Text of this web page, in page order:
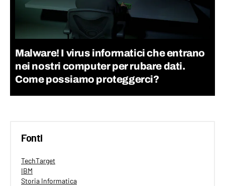
Malware! I virus informatici che entrano
nei nostri computer per rubare dati.
Come possiamo proteggerci?
Fonti
TechTarget
IBM
Storia Informatica